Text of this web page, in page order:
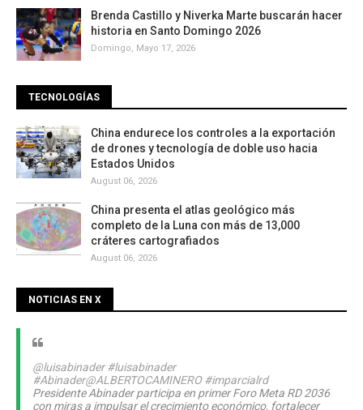
Brenda Castillo y Niverka Marte buscarán hacer
historia en Santo Domingo 2026
Domingo, Mayo 17, 2026
TECNOLOGÍAS
China endurece los controles a la exportación
de drones y tecnología de doble uso hacia
Estados Unidos
August 06, 2026
China presenta el atlas geológico más
completo de la Luna con más de 13,000
cráteres cartografiados
August 06, 2026
NOTICIAS EN X
@luisabinader #luisabinader
#Abinader@ALBERTOCAMINERO #imparcialrd
Presidente Abinader participa en primer Foro Meta RD 2036
con miras a impulsar el crecimiento económico, fortalecer